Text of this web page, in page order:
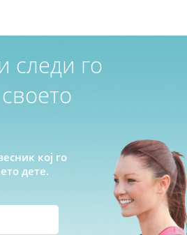
следи го
кој го
дете.